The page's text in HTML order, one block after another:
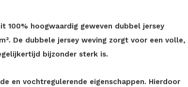
100% hoogwaardig geweven dubbel jersey
De dubbele jersey weving zorgt voor een volle,
bijzonder sterk is.
en vochtregulerende eigenschappen. Hierdoor